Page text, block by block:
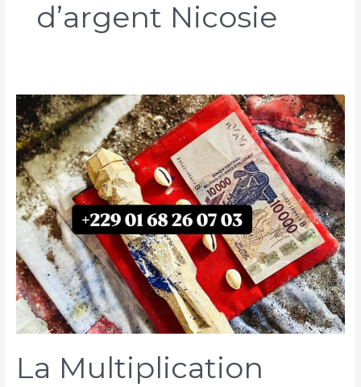
d’argent Nicosie
La Multiplication